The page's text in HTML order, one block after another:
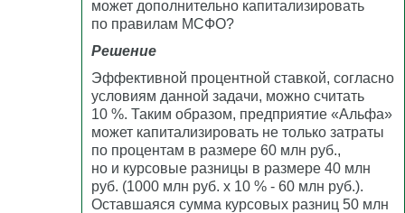
может дополнительно капитализировать
по правилам МСФО?
Решение
Эффективной процентной ставкой, согласно
условиям данной задачи, можно считать
10 %. Таким образом, предприятие «Альфа»
может капитализировать не только затраты
по процентам в размере 60 млн руб.,
но и курсовые разницы в размере 40 млн
руб. (1000 млн руб. x 10 % - 60 млн руб.).
Оставшаяся сумма курсовых разниц 50 млн